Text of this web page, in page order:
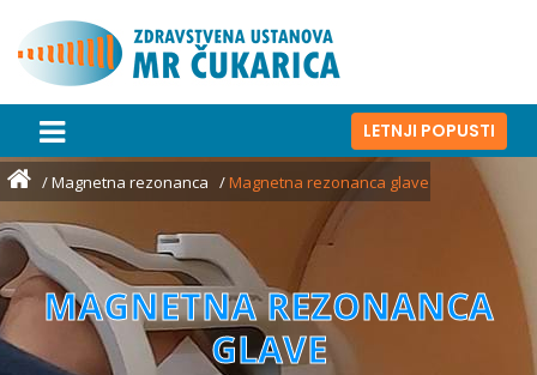
LETNJI POPUSTI
Magnetna rezonanca Magnetna rezonanca glave
MAGNETNA REZONANCA
GLAVE